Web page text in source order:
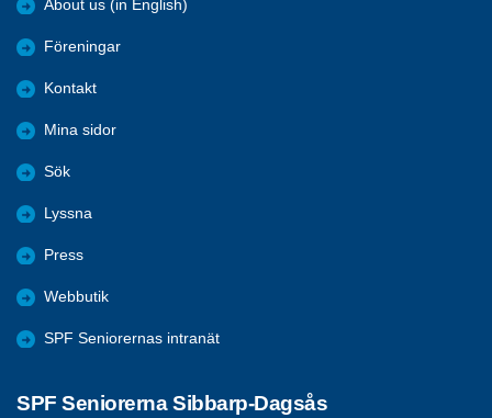
About us (in English)
Föreningar
Kontakt
Mina sidor
Sök
Lyssna
Press
Webbutik
SPF Seniorernas intranät
SPF Seniorerna Sibbarp-Dagsås